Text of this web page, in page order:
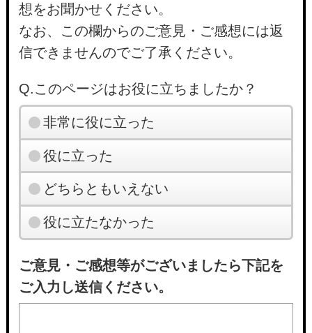
想をお聞かせください。
なお、この欄からのご意見・ご感想には返
信できませんのでご了承ください。
Q.このページはお役に立ちましたか？
非常に役に立った
役に立った
どちらともいえない
役に立たなかった
ご意見・ご感想等がございましたら下記を
ご入力し送信ください。